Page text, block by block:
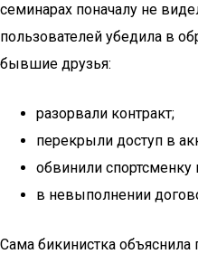
семинарах поначалу не
пользователей убедила в
бывшие друзья:
разорвали контракт;
перекрыли доступ в
обвинили спортсменку
в невыполнении
Сама бикинистка